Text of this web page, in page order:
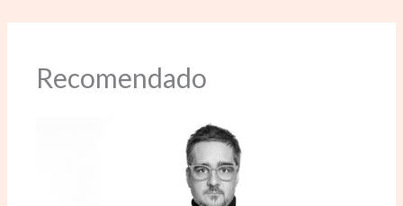
Recomendado